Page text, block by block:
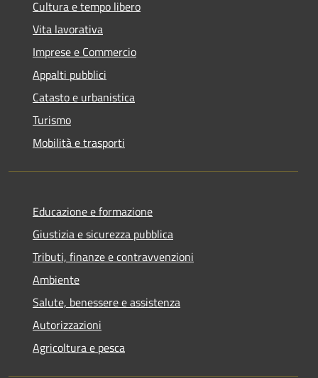
Cultura e tempo libero
Vita lavorativa
Imprese e Commercio
Appalti pubblici
Catasto e urbanistica
Turismo
Mobilità e trasporti
Educazione e formazione
Giustizia e sicurezza pubblica
Tributi, finanze e contravvenzioni
Ambiente
Salute, benessere e assistenza
Autorizzazioni
Agricoltura e pesca